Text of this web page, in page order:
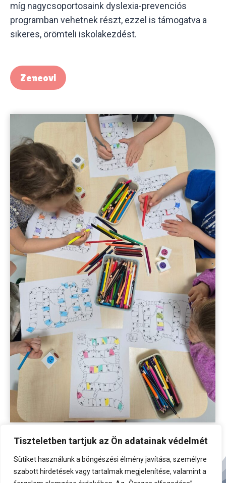
Tiszteletben tartjuk az Ön adatainak védelmét
Sütiket használunk a böngészési élmény javítása, személyre
szabott hirdetések vagy tartalmak megjelenítése, valamint a
míg nagycsoportosaink dyslexia-prevenciós
programban vehetnek részt, ezzel is támogatva a
sikeres, örömteli iskolakezdést.
Zeneovi